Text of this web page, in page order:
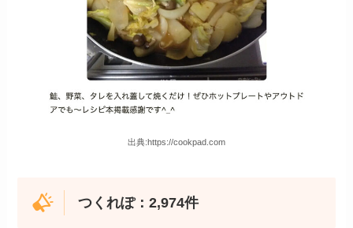
出典:https://cookpad.com
つくれぽ：2,974件